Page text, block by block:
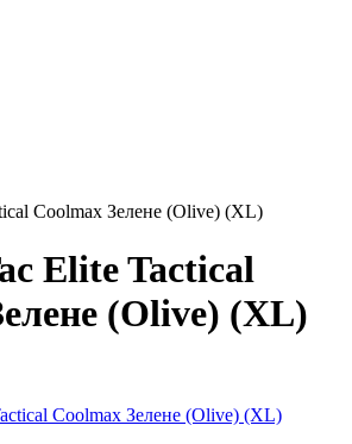
Coolmax Зелене (Olive) (XL)
Elite Tactical
(Olive) (XL)